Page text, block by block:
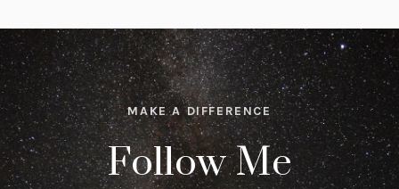
MAKE A DIFFERENCE
Follow Me